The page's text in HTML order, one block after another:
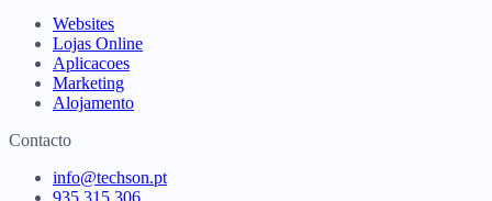
Websites
Lojas Online
Aplicacoes
Marketing
Alojamento
Contacto
info@techson.pt